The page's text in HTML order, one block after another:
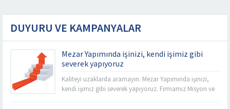
DUYURU VE KAMPANYALAR
Mezar Yapımında işinizi, kendi işimiz gibi
severek yapıyoruz
Kaliteyi uzaklarda aramayın. Mezar Yapımında işinizi,
kendi işimiz gibi severek yapıyoruz. Firmamız Misyon ve